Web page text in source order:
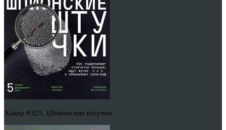
Хакер #325. Шпионские штучки